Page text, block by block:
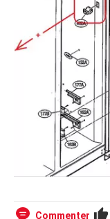
Commenter